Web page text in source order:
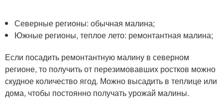
Северные регионы: обычная малина;
Южные регионы, теплое лето: ремонтантная малина;
Если посадить ремонтантную малину в северном
регионе, то получить от перезимовавших ростков можно
скудное количество ягод. Можно высадить в теплице или
дома, чтобы постоянно получать урожай малины.